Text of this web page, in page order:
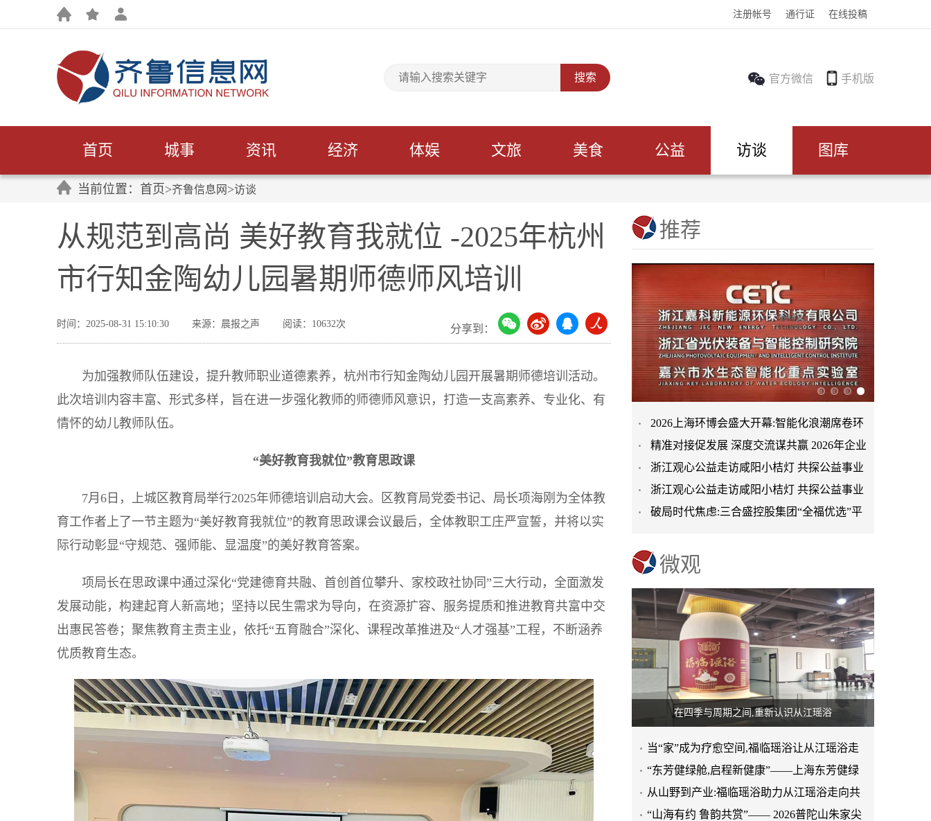
注册帐号 通行证 在线投稿
官方微信 手机版
首页 城事 资讯 经济 体娱 文旅 美食 公益 访谈 图库
当前位置：首页>齐鲁信息网 >访谈
从规范到高尚 美好教育我就位 -2025年杭州
市行知金陶幼儿园暑期师德师风培训
时间：2025-08-31 15:10:30 来源：晨报之声 阅读：10632次 分享到：
为加强教师队伍建设，提升教师职业道德素养，杭州市行知金陶幼儿园开展暑期师德培训活动。
此次培训内容丰富、形式多样，旨在进一步强化教师的师德师风意识，打造一支高素养、专业化、有
情怀的幼儿教师队伍。
“美好教育我就位”教育思政课
7月6日，上城区教育局举行2025年师德培训启动大会。区教育局党委书记、局长项海刚为全体教
育工作者上了一节主题为“美好教育我就位”的教育思政课会议最后，全体教职工庄严宣誓，并将以实
际行动彰显“守规范、强师能、显温度”的美好教育答案。
项局长在思政课中通过深化“党建德育共融、首创首位攀升、家校政社协同”三大行动，全面激发
发展动能，构建起育人新高地；坚持以民生需求为导向，在资源扩容、服务提质和推进教育共富中交
出惠民答卷；聚焦教育主责主业，依托“五育融合”深化、课程改革推进及“人才强基”工程，不断涵养
优质教育生态。
推荐
2026上海环博会盛大开幕:智能化浪潮席卷环
保产业
精准对接促发展 深度交流谋共赢 2026年企业
投融资交流活动第二
浙江观心公益走访咸阳小桔灯 共探公益事业
可持续发展新路径
浙江观心公益走访咸阳小桔灯 共探公益事业
可持续发展新路径
破局时代焦虑:三合盛控股集团“全福优选”平
微观
在四季与周期之间,重新认识从江瑶浴
当“家”成为疗愈空间,福临瑶浴让从江瑶浴走
进日常生活
“东芳健绿舱,启程新健康”——上海东芳健绿
AI智能养身舱品牌发
从山野到产业:福临瑶浴助力从江瑶浴走向共
赢之路
“山海有约 鲁韵共赏”—— 2026普陀山朱家尖